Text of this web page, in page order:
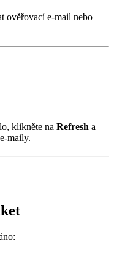
ověřovací e-mail nebo
klikněte na Refresh a
maily.